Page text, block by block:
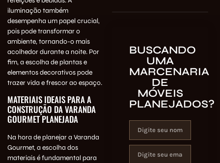
iluminação também
desempenha um papel crucial,
pois pode transformar o
ambiente, tornando-o mais
acolhedor durante a noite. Por
fim, a escolha de plantas e
elementos decorativos pode
trazer vida e frescor ao espaço.
MATERIAIS IDEAIS PARA A
CONSTRUÇÃO DA VARANDA
GOURMET PLANEJADA
Na hora de planejar a Varanda
Gourmet, a escolha dos
materiais é fundamental para
BUSCANDO
UMA
MARCENARIA
DE
MÓVEIS
PLANEJADOS?